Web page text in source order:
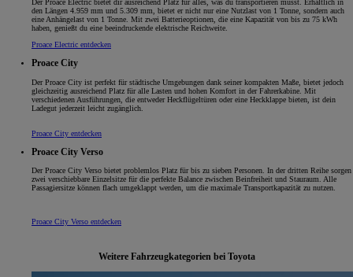
Der Proace Electric bietet dir ausreichend Platz für alles, was du transportieren musst. Erhältlich in
den Längen 4.959 mm und 5.309 mm, bietet er nicht nur eine Nutzlast von 1 Tonne, sondern auch
eine Anhängelast von 1 Tonne. Mit zwei Batterieoptionen, die eine Kapazität von bis zu 75 kWh
haben, genießt du eine beeindruckende elektrische Reichweite.
Proace Electric entdecken
Proace City
Der Proace City ist perfekt für städtische Umgebungen dank seiner kompakten Maße, bietet jedoch
gleichzeitig ausreichend Platz für alle Lasten und hohen Komfort in der Fahrerkabine. Mit
verschiedenen Ausführungen, die entweder Heckflügeltüren oder eine Heckklappe bieten, ist dein
Ladegut jederzeit leicht zugänglich.
Proace City entdecken
Proace City Verso
Der Proace City Verso bietet problemlos Platz für bis zu sieben Personen. In der dritten Reihe sorgen
zwei verschiebbare Einzelsitze für die perfekte Balance zwischen Beinfreiheit und Stauraum. Alle
Passagiersitze können flach umgeklappt werden, um die maximale Transportkapazität zu nutzen.
Proace City Verso entdecken
Weitere Fahrzeugkategorien bei Toyota